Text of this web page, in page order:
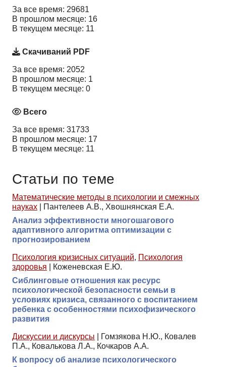
За все время: 29681
В прошлом месяце: 16
В текущем месяце: 11
Скачиваний PDF
За все время: 2052
В прошлом месяце: 1
В текущем месяце: 0
Всего
За все время: 31733
В прошлом месяце: 17
В текущем месяце: 11
Статьи по теме
Математические методы в психологии и смежных
науках
Пантелеев А.В., Хвошнянская Е.А.
Анализ эффективности многошагового
адаптивного алгоритма оптимизации с
прогнозированием
Психология кризисных ситуаций, Психология
здоровья
Коженевская Е.Ю.
Сиблинговые отношения как ресурс
психологической безопасности семьи в
условиях кризиса, связанного с воспитанием
ребенка с особенностями психофизического
развития
Дискуссии и дискурсы
Гомзякова Н.Ю., Ковалев
П.А., Ковалькова Л.А., Кочкаров А.А.
К вопросу об анализе психологического